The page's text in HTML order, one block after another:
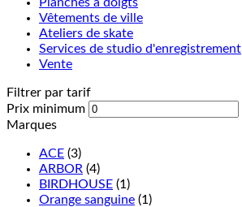
Vêtements de ville
Ateliers de skate
Services de studio d'enregistrement
Vente
Filtrer par tarif
Prix minimum
Marques
ACE (3)
ARBOR (4)
BIRDHOUSE (1)
Orange sanguine (1)